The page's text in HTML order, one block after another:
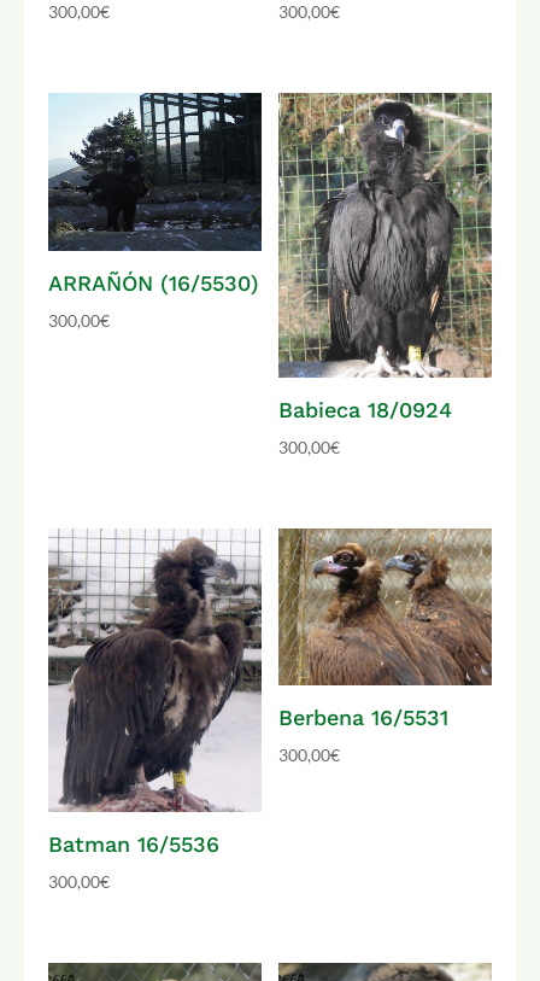
300,00€ 300,00€
ARRAÑÓN (16/5530)
300,00€
Babieca 18/0924
300,00€
Batman 16/5536
300,00€
Berbena 16/5531
300,00€